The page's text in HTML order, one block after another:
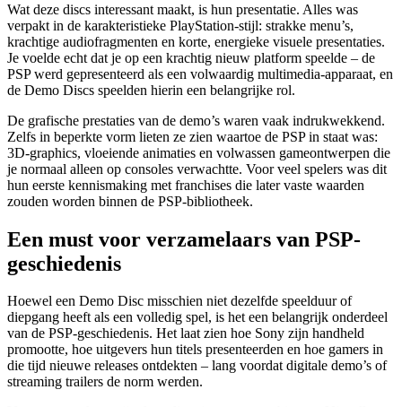
Wat deze discs interessant maakt, is hun presentatie. Alles was
verpakt in de karakteristieke PlayStation-stijl: strakke menu’s,
krachtige audiofragmenten en korte, energieke visuele presentaties.
Je voelde echt dat je op een krachtig nieuw platform speelde – de
PSP werd gepresenteerd als een volwaardig multimedia-apparaat, en
de Demo Discs speelden hierin een belangrijke rol.
De grafische prestaties van de demo’s waren vaak indrukwekkend.
Zelfs in beperkte vorm lieten ze zien waartoe de PSP in staat was:
3D-graphics, vloeiende animaties en volwassen gameontwerpen die
je normaal alleen op consoles verwachtte. Voor veel spelers was dit
hun eerste kennismaking met franchises die later vaste waarden
zouden worden binnen de PSP-bibliotheek.
Een must voor verzamelaars van PSP-
geschiedenis
Hoewel een Demo Disc misschien niet dezelfde speelduur of
diepgang heeft als een volledig spel, is het een belangrijk onderdeel
van de PSP-geschiedenis. Het laat zien hoe Sony zijn handheld
promootte, hoe uitgevers hun titels presenteerden en hoe gamers in
die tijd nieuwe releases ontdekten – lang voordat digitale demo’s of
streaming trailers de norm werden.